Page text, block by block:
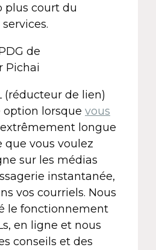
plus court du
de
Pichai
(réducteur de lien)
lorsque vous
extrêmement longue
que vous voulez
sur les médias
instantanée,
vos courriels. Nous
le fonctionnement
en ligne et nous
conseils et des